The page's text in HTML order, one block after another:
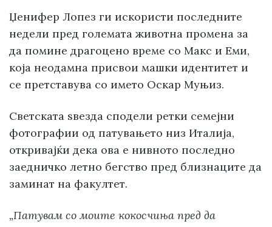
Џенифер Лопез ги искористи последните
недели пред големата животна промена за
да помине драгоцено време со Макс и Еми,
која неодамна присвои машки идентитет и
се претставува со името Оскар Муњиз.
Светската ѕвезда сподели ретки семејни
фотографии од патувањето низ Италија,
откривајќи дека ова е нивното последно
заедничко летно бегство пред близнаците да
заминат на факултет.
„Патувам со моите кокосчиња пред да